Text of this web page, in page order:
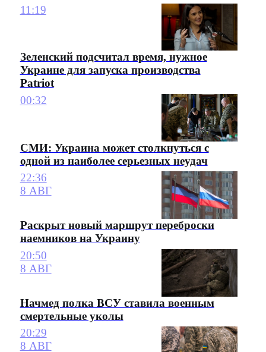
11:19
Зеленский подсчитал время, нужное
Украине для запуска производства
Patriot
00:32
СМИ: Украина может столкнуться с
одной из наиболее серьезных неудач
22:36
8 АВГ
Раскрыт новый маршрут переброски
наемников на Украину
20:50
8 АВГ
Начмед полка ВСУ ставила военным
смертельные уколы
20:29
8 АВГ